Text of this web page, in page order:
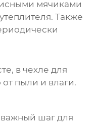
мячиками
Также
в чехле для
пыли и влаги.
важный шаг для